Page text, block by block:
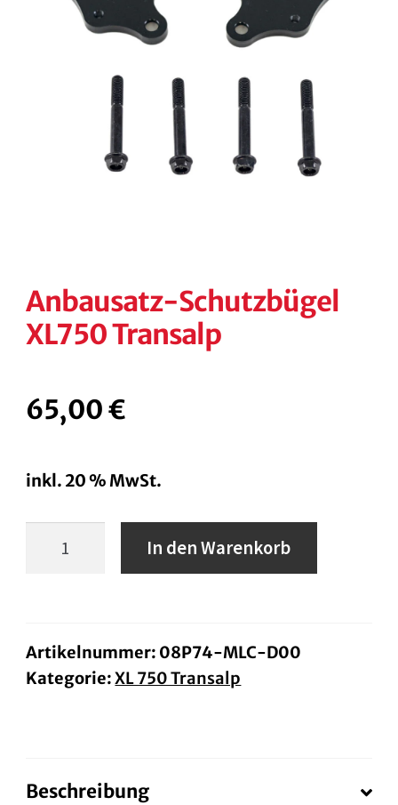
KONTAKT
RECHTLICHES
Anbausatz-Schutzbügel
XL750 Transalp
65,00€
inkl. 20 % MwSt.
Menge
In den Warenkorb
Artikelnummer: 08P74-MLC-D00
Kategorie:XL 750 Transalp
Beschreibung